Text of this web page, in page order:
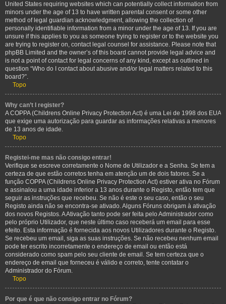
United States requiring websites which can potentially collect information from
minors under the age of 13 to have written parental consent or some other
method of legal guardian acknowledgment, allowing the collection of
personally identifiable information from a minor under the age of 13. If you are
unsure if this applies to you as someone trying to register or to the website you
are trying to register on, contact legal counsel for assistance. Please note that
phpBB Limited and the owner’s of this board cannot provide legal advice and
is not a point of contact for legal concerns of any kind, except as outlined in
question “Who do I contact about abusive and/or legal matters related to this
board?”.
Topo
Why can’t I register?
A COPPA (Childrens Online Privacy Protection Act) é uma Lei de 1998 dos EUA
que exige uma autorização para guardar as informações relativas a menores
de 13 anos de idade.
Topo
Registei-me mas não consigo entrar!
Verifique se escreve corretamente o Nome de Utilizador e a Senha. Se tem a
certeza de que estão corretos tenha em atenção um de dois fatores. Se a
função COPPA (Childrens Online Privacy Protection Act) estiver ativa no Fórum
e assinalou a uma idade inferior a 13 anos durante o Registo, então tem que
seguir as instruções que recebeu. Se não é este o seu caso, então o seu
Registo ainda não se encontra-se ativado. Alguns Fóruns obrigam à ativação
dos novos Registos. A Ativação tanto pode ser feita pelo Administrador como
pelo próprio Utilizador, que neste último caso receberá um email para esse
efeito. Esta informação é fornecida aos novos Utilizadores durante o Registo.
Se recebeu um email, siga as suas instruções. Se não recebeu nenhum email
pode ter escrito incorretamente o endereço de email ou então está
considerado como spam pelo seu cliente de email. Se tem certeza que o
endereço de email que forneceu é válido e correto, tente contatar o
Administrador do Fórum.
Topo
Por que é que não consigo entrar no Fórum?